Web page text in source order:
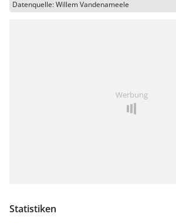
Datenquelle: Willem Vandenameele
Werbung
Statistiken